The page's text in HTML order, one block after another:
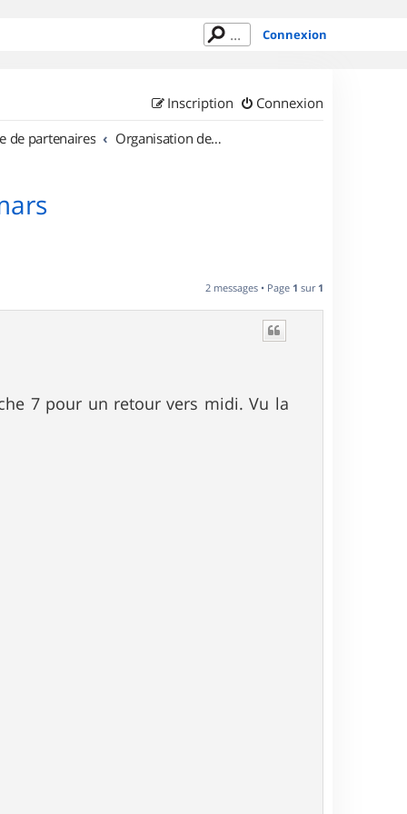
Connexion
Connexion
Inscription
de partenaires Organisation de sorties au Luxembourg
2 messages • Page 1 sur 1
7 pour un retour vers midi. Vu la